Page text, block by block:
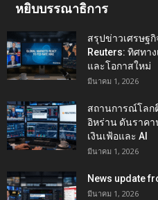
หยิบบรรณาธิการ
สรุปข่าวเศรษฐกิ
Reuters: ทิศทา
และโอกาสใหม่
มีนาคม 1, 2026
สถานการณ์โลก
อิหร่าน ดันราค
เงินเฟ้อและ AI
มีนาคม 1, 2026
News update
มีนาคม 1, 2026